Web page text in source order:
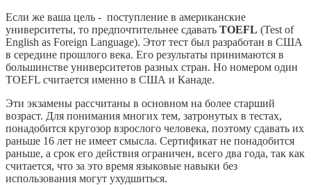
Если же ваша цель - поступление в американские
университеты, то предпочтительнее сдавать TOEFL (Test of
English as Foreign Language). Этот тест был разработан в США
в середине прошлого века. Его результаты принимаются в
большинстве университетов разных стран. Но номером один
TOEFL считается именно в США и Канаде.
Эти экзамены рассчитаны в основном на более старший
возраст. Для понимания многих тем, затронутых в тестах,
понадобится кругозор взрослого человека, поэтому сдавать их
раньше 16 лет не имеет смысла. Сертификат не понадобится
раньше, а срок его действия ограничен, всего два года, так как
считается, что за это время языковые навыки без
использования могут ухудшиться.